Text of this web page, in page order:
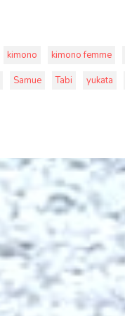
kimono kimono femme
Samue Tabi yukata